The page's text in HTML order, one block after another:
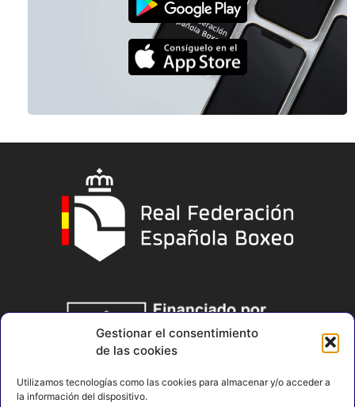
Gestionar el consentimiento
de las cookies
Utilizamos tecnologías como las cookies para almacenar y/o acceder a
la información del dispositivo.